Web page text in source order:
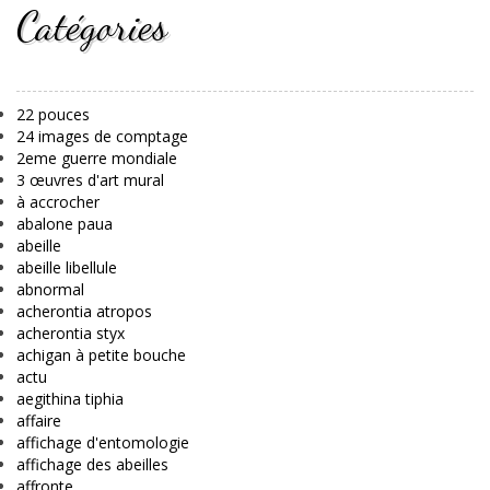
Catégories
22 pouces
24 images de comptage
2eme guerre mondiale
3 œuvres d'art mural
à accrocher
abalone paua
abeille
abeille libellule
abnormal
acherontia atropos
acherontia styx
achigan à petite bouche
actu
aegithina tiphia
affaire
affichage d'entomologie
affichage des abeilles
affronte